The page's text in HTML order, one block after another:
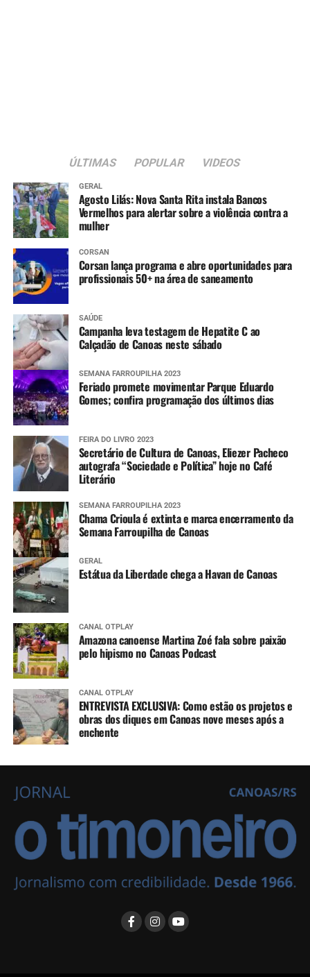
ÚLTIMAS POPULAR VIDEOS
GERAL
Agosto Lilás: Nova Santa Rita instala Bancos
Vermelhos para alertar sobre a violência contra a
mulher
CORSAN
Corsan lança programa e abre oportunidades para
profissionais 50+ na área de saneamento
SAÚDE
Campanha leva testagem de Hepatite C ao
Calçadão de Canoas neste sábado
SEMANA FARROUPILHA 2023
Feriado promete movimentar Parque Eduardo
Gomes; confira programação dos últimos dias
FEIRA DO LIVRO 2023
Secretário de Cultura de Canoas, Eliezer Pacheco
autografa “Sociedade e Política” hoje no Café
Literário
SEMANA FARROUPILHA 2023
Chama Crioula é extinta e marca encerramento da
Semana Farroupilha de Canoas
GERAL
Estátua da Liberdade chega a Havan de Canoas
CANAL OTPLAY
Amazona canoense Martina Zoé fala sobre paixão
pelo hipismo no Canoas Podcast
CANAL OTPLAY
ENTREVISTA EXCLUSIVA: Como estão os projetos e
obras dos diques em Canoas nove meses após a
enchente